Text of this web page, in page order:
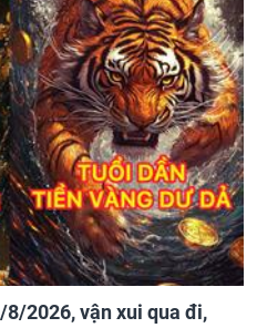
2026, vận xui qua đi,